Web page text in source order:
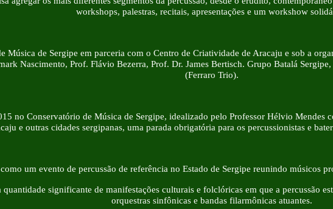
workshops, palestras, recitais, apresentações e um workshow
Música de Sergipe em parceria com o Centro de Criatividade de Aracaju e sob a
Nascimento, Prof. Flávio Bezerra, Prof. Dr. James Bertisch. Grupo Batalá
(Ferraro Trio).
no Conservatório de Música de Sergipe, idealizado pelo Professor Hélvio Mendes
e outras cidades sergipanas, uma parada obrigatória para os percussionistas e
um evento de percussão de referência no Estado de Sergipe reunindo músicos
significante de manifestações culturais e folclóricas em que a percussão
orquestras sinfônicas e bandas filarmônicas atuantes.